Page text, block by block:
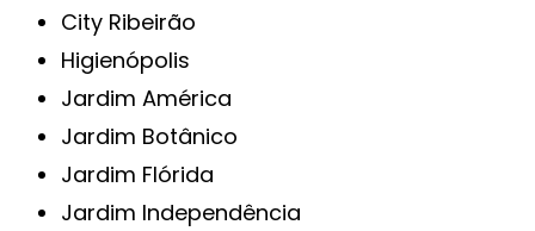
City Ribeirão
Higienópolis
Jardim América
Jardim Botânico
Jardim Flórida
Jardim Independência